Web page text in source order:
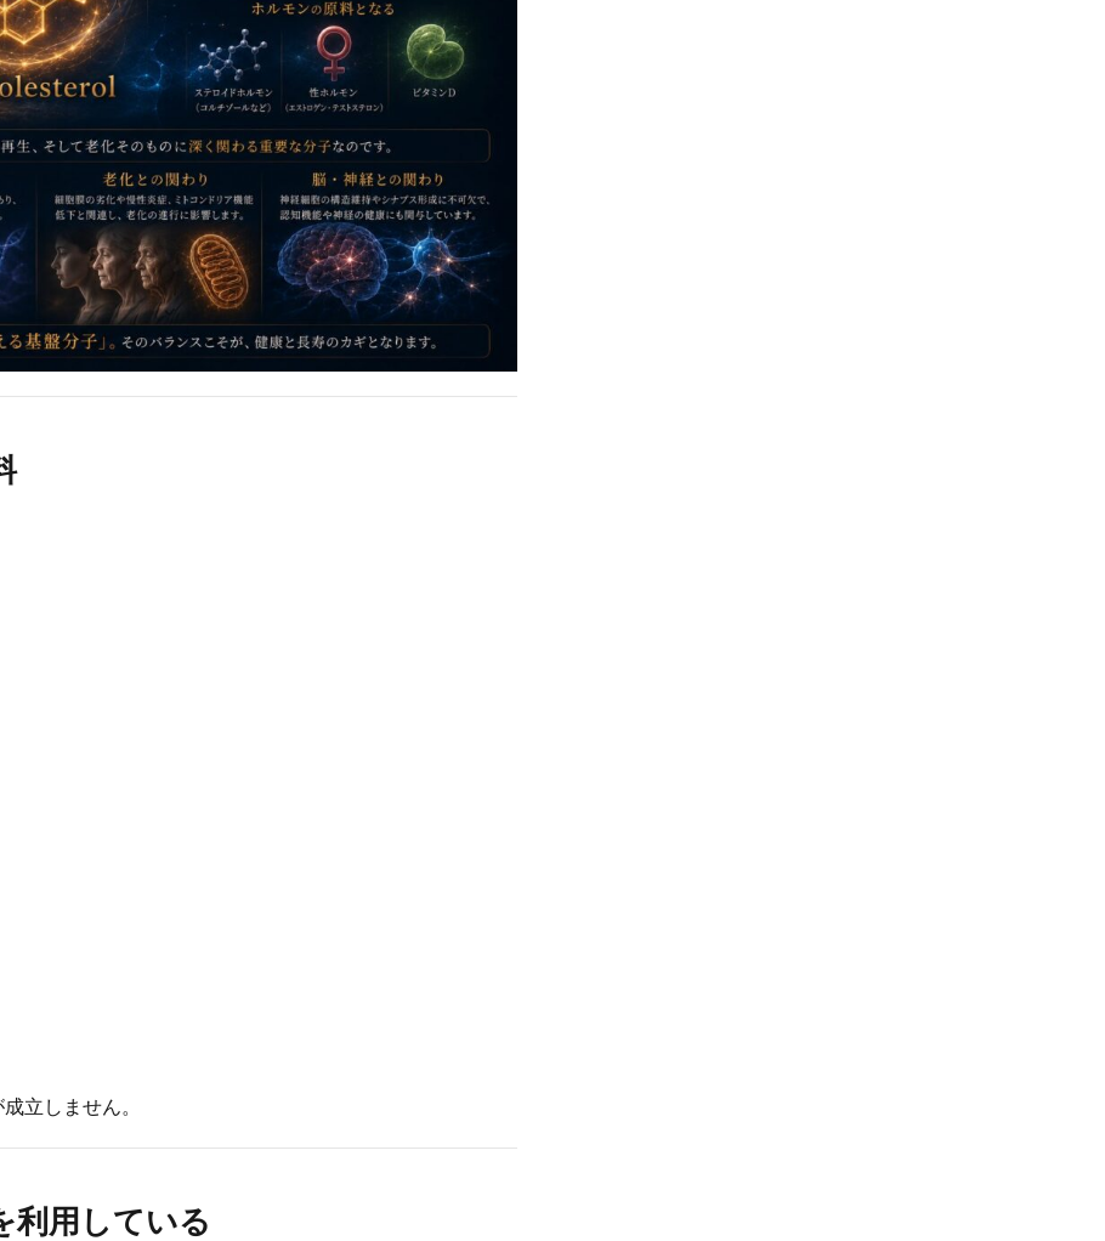
立しません。
利用している